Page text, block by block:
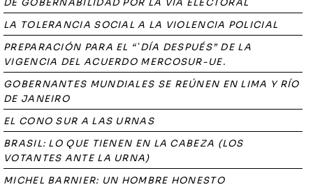
DE GOBERNABILIDAD POR LA VÍA ELECTORAL
LA TOLERANCIA SOCIAL A LA VIOLENCIA POLICIAL
PREPARACIÓN PARA EL “`DÍA DESPUÉS” DE LA
VIGENCIA DEL ACUERDO MERCOSUR-UE.
GOBERNANTES MUNDIALES SE REÚNEN EN LIMA Y RÍO
DE JANEIRO
EL CONO SUR A LAS URNAS
BRASIL: LO QUE TIENEN EN LA CABEZA (LOS
VOTANTES ANTE LA URNA)
MICHEL BARNIER: UN HOMBRE HONESTO